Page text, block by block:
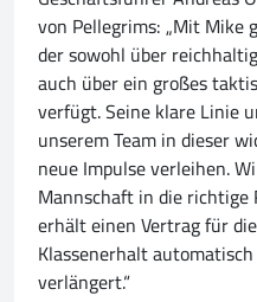
von Pellegrims: „Mit Mike
der sowohl über
auch über ein großes
verfügt. Seine klare Linie
unserem Team in dieser
neue Impulse verleihen.
Mannschaft in die
erhält einen Vertrag für
Klassenerhalt
verlängert.“